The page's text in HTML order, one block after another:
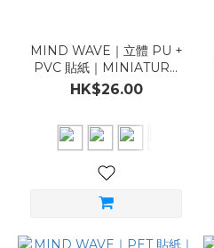
MIND WAVE｜立體 PU +
PVC 貼紙｜MINIATURE
Toy Collection（共6款）
HK$26.00